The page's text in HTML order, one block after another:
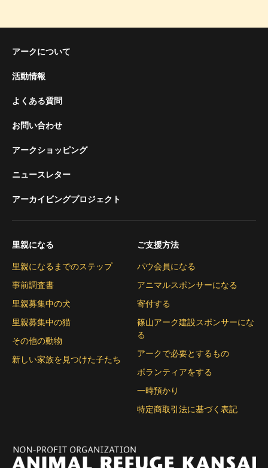
アークについて
活動情報
よくある質問
お問い合わせ
アークショッピング
ニュースレター
アーカイビングプロジェクト
里親になる
里親になるまでのステップ
事前調査書
里親募集中の犬
里親募集中の猫
その他の動物
新しい家族を見つけた子たち
ご支援方法
パウ会員になる
アニマルスポンサーになる
寄付する
篠山アーク建設スポンサーにな
る
アークで必要とするもの
ボランティアをする
一時預かり
特定商取引法に基づく表記